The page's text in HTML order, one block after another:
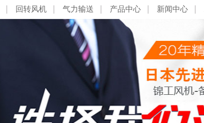
回转风机 气力输送 产品中心 新闻中心